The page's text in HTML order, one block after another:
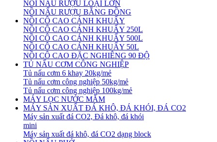
NỒI NẤU RƯỢU LOẠI LỚN
NỒI NẤU RƯỢU BẰNG ĐỒNG
NỒI CÔ CAO CÁNH KHUẤY
NỒI CÔ CAO CÁNH KHUẤY 250L
NỒI CÔ CAO CÁNH KHUẤY 500L
NỒI CÔ CAO CÁNH KHUẤY 50L
NỒI CÔ CAO ĐẶC NGHIÊNG 90 ĐỘ
TỦ NẤU CƠM CÔNG NGHIỆP
Tủ nấu cơm 6 khay 20kg/mẻ
Tủ nấu cơm công nghiệp 50kg/mẻ
Tủ nấu cơm công nghiệp 100kg/mẻ
MÁY LỌC NƯỚC MẮM
MÁY SẢN XUẤT ĐÁ KHÔ, ĐÁ KHÓI, ĐÁ CO2
Máy sản xuất đá CO2, Đá khô, đá khói
mini
Máy sản xuất đá khô, đá CO2 dạng block